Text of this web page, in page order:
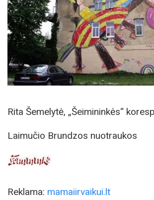
Rita Šemelytė, „Šeimininkės“
Laimučio Brundzos nuotraukos
Reklama: mamaiirvaikui.lt